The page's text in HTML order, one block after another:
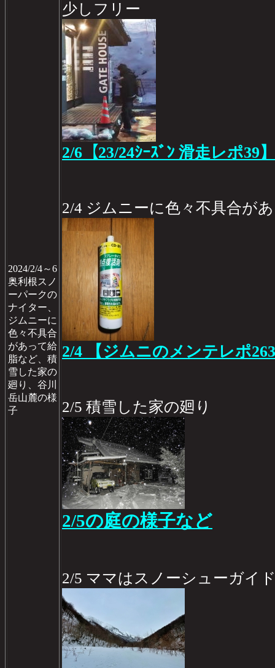
2024/2/4～6
奥利根スノ
ーパークの
ナイター、
ジムニーに
色々不具合
があって給
脂など、積
雪した家の
廻り、谷川
岳山麓の様
子
少しフリー
2/6【23/24ｼｰｽﾞﾝ 滑走レポ39】
2/4 ジムニーに色々不具合が
2/4 【ジムニのメンテレポ263
2/5 積雪した家の廻り
2/5の庭の様子など
2/5 ママはスノーシューガイ